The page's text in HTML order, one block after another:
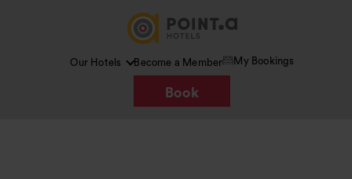
Our Hotels Become a Member My Bookings
Book